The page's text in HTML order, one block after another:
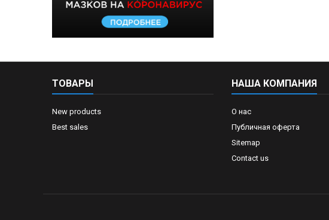
ТОВАРЫ
New products
Best sales
НАША КОМПАНИЯ
О нас
Публичная оферта
Sitemap
Contact us